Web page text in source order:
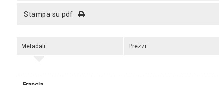
stampa su pdf
Metadati Prezzi